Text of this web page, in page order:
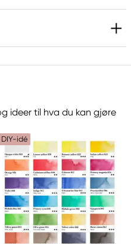
ideer til hva du kan gjøre
DIY-idé